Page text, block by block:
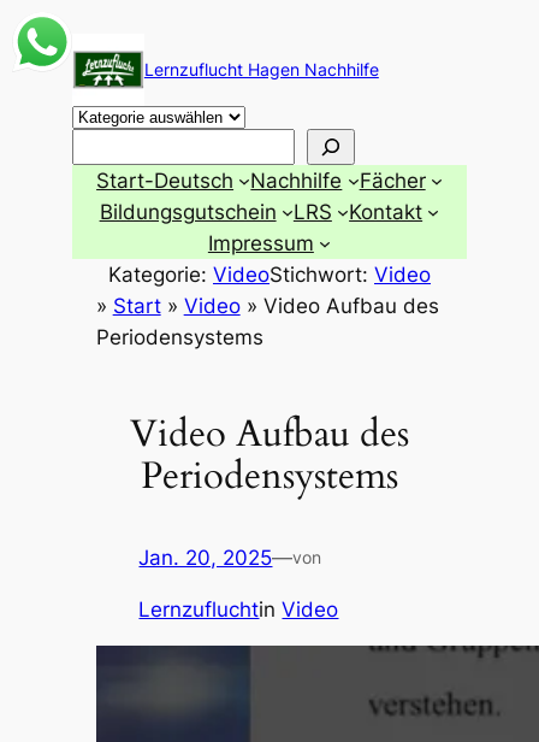
Zum
Inhalt
springen
Lernzuflucht Hagen Nachhilfe
Start-Deutsch Nachhilfe
Fächer
Bildungsgutschein
LRS
Kontakt
Impressum
Kategorie: VideoStichwort: Video
» Start» Video» Video Aufbau des
Periodensystems
Video Aufbau des
Periodensystems
Jan. 20, 2025—von
LernzufluchtinVideo